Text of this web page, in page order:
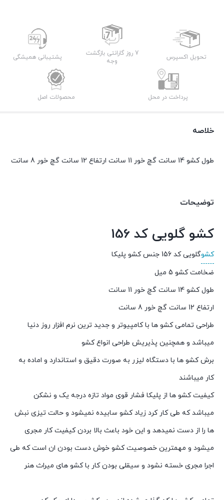
تحویل اکسپرس
7 روز گارانتی بازگشت
وجه
پشتیبانی همیشگی
پرداخت در محل محصولات اصل
خلاصه
طول کشو 14 سانت گچ خور 11 سانت ارتفاع 12 سانت گچ خور 8 سانت
توضیحات
کشو گلویی کد 156
کشوگلویی کد 156 جنس کشو پلیکا
ضخامت کشو 5 میل
طول کشو 14 سانت گچ خور 11 سانت
ارتفاع 12 سانت گچ خور 8 سانت
طراحی تمامی کشو ها با کامپیوتر و جدید ترین نرم افزار روز دنیا
میباشد و همچنین پذیریش طراحی انواع کشو
برش کشو ها با دستگاه لیزر به صورت دقیق و استاندارد و اماده به
کار میباشند
کیفیت کشو ها از پلیکا فشار قوی مواد تازه درجه یک و نشکن
میباشد که طی کار کرد زیاد کشو سابیده نمیشود و حالت تیزی نبش
ها را از دست نمیدهد و این خود باعث بالا بردن کیفیت کار مجری
میشود و مهمترین خصوصیت کشو خوش دست بودن ان است که طی
اجرا مجری خسته نشود و سیقلی بودن کار با کشو های میراث هنر